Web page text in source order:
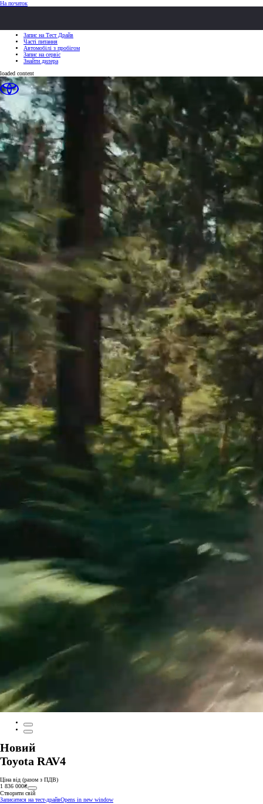
На початок(Натисніть Enter)
Клацніть, щоб закрити
Запис на Тест Драйв
Часті питання
Автомобілі з пробігом
Запис на сервіс
Знайти дилера
loaded content
Новий
Toyota RAV4
Ціна від (разом з ПДВ)
1 836 000₴
Створити свій
Записатися на тест-драйвOpens in new window